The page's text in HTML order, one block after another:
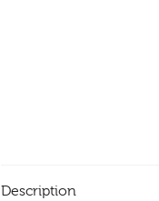
Description